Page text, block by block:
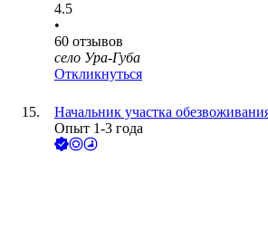
4.5
•
60 отзывов
село Ура-Губа
Откликнуться
Начальник участка
Опыт 1-3 года